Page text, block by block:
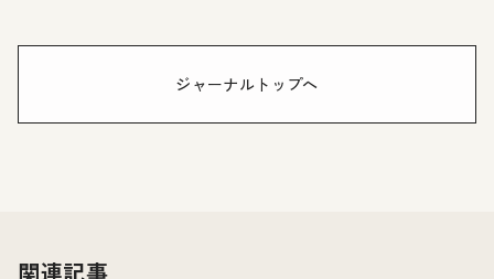
ジャーナルトップへ
関連記事